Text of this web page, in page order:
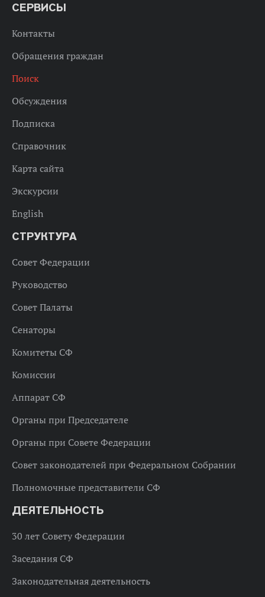
СЕРВИСЫ
Контакты
Обращения граждан
Поиск
Обсуждения
Подписка
Справочник
Карта сайта
Экскурсии
English
СТРУКТУРА
Совет Федерации
Руководство
Совет Палаты
Сенаторы
Комитеты СФ
Комиссии
Аппарат СФ
Органы при Председателе
Органы при Совете Федерации
Совет законодателей при Федеральном Собрании
Полномочные представители СФ
ДЕЯТЕЛЬНОСТЬ
30 лет Совету Федерации
Заседания СФ
Законодательная деятельность